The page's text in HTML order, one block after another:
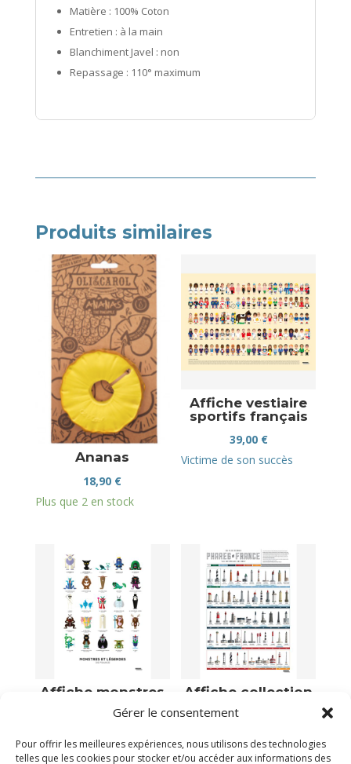
Gérer le consentement
Pour offrir les meilleures expériences, nous utilisons des technologies
telles que les cookies pour stocker et/ou accéder aux informations des
Matière : 100% Coton
Entretien : à la main
Blanchiment Javel : non
Repassage : 110° maximum
Produits similaires
Ananas
18,90 €
Plus que 2 en stock
Affiche vestiaire
sportifs français
39,00 €
Victime de son succès
Affiche monstres
et légendes
Plus que 1 en stock
Affiche collection
des phares de
France
39,00€